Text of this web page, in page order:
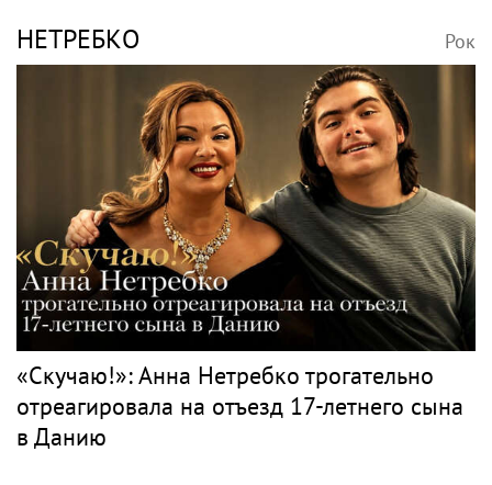
НЕТРЕБКО Рок
«Скучаю!»: Анна Нетребко трогательно
отреагировала на отъезд 17-летнего сына
в Данию